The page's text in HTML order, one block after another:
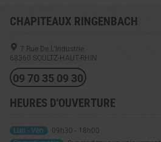
CHAPITEAUX RINGENBACH
7 Rue De L'Industrie
68360 SOULTZ-HAUT-RHIN
09 70 35 09 30
HEURES D'OUVERTURE
Lun - Ven
09h30 - 18h00